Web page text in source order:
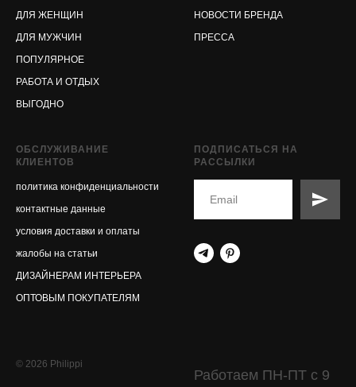
ДЛЯ ЖЕНЩИН
ДЛЯ МУЖЧИН
ПОПУЛЯРНОЕ
РАБОТА И ОТДЫХ
ВЫГОДНО
НОВОСТИ БРЕНДА
ПРЕССА
ОБСЛУЖИВАНИЕ
КЛИЕНТОВ
политика конфиденциальности
контактные данные
условия доставки и оплаты
жалобы на статьи
ДИЗАЙНЕРАМ ИНТЕРЬЕРА
ОПТОВЫМ ПОКУПАТЕЛЯМ
ПОДПИСАТЬСЯ НА
РАССЫЛКИ
© 2026 Philippi
Работаем ПН-ПТ с 9